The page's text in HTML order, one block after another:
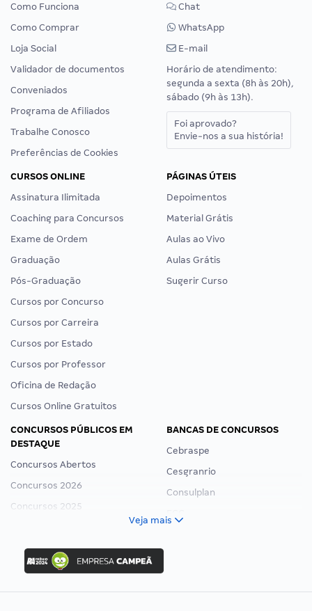
Como Funciona
Como Comprar
Loja Social
Validador de documentos
Conveniados
Programa de Afiliados
Trabalhe Conosco
Preferências de Cookies
Chat
WhatsApp
E-mail
Horário de atendimento:
segunda a sexta (8h às 20h),
sábado (9h às 13h).
Foi aprovado?
Envie-nos a sua história!
CURSOS ONLINE
Assinatura Ilimitada
Coaching para Concursos
Exame de Ordem
Graduação
Pós-Graduação
Cursos por Concurso
Cursos por Carreira
Cursos por Estado
Cursos por Professor
Oficina de Redação
Cursos Online Gratuitos
PÁGINAS ÚTEIS
Depoimentos
Material Grátis
Aulas ao Vivo
Aulas Grátis
Sugerir Curso
CONCURSOS PÚBLICOS EM
DESTAQUE
Concursos Abertos
Concursos 2026
Concursos 2025
Concurso Ibama
Concurso MPU
Editais publicados
BANCAS DE CONCURSOS
Cebraspe
Cesgranrio
Consulplan
Veja mais